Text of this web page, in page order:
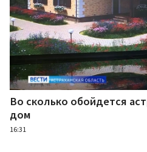
Во сколько обойдется
дом
16:31